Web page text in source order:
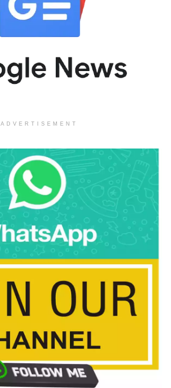
ADVERTISEMENT